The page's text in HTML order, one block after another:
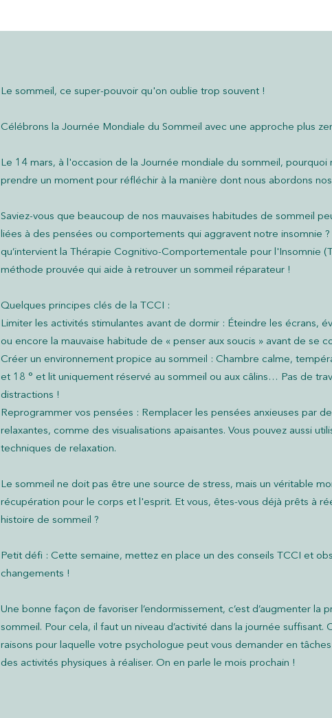
Le sommeil, ce super-pouvoir qu'on oublie trop souvent !
Célébrons la Journée Mondiale du Sommeil avec une approche plus
Le 14 mars, à l'occasion de la Journée mondiale du sommeil, pourquoi
prendre un moment pour réfléchir à la manière dont nous abordons nos
Saviez-vous que beaucoup de nos mauvaises habitudes de sommeil
liées à des pensées ou comportements qui aggravent notre insomnie ?
qu’intervient la Thérapie Cognitivo-Comportementale pour l'Insomnie
méthode prouvée qui aide à retrouver un sommeil réparateur !
Quelques principes clés de la TCCI :
Limiter les activités stimulantes avant de dormir : Éteindre les écrans,
ou encore la mauvaise habitude de « penser aux soucis » avant de se
Créer un environnement propice au sommeil : Chambre calme,
et 18 ° et lit uniquement réservé au sommeil ou aux câlins… Pas de
distractions !
Reprogrammer vos pensées : Remplacer les pensées anxieuses par
relaxantes, comme des visualisations apaisantes. Vous pouvez aussi
techniques de relaxation.
Le sommeil ne doit pas être une source de stress, mais un véritable
récupération pour le corps et l'esprit. Et vous, êtes-vous déjà prêts à
histoire de sommeil ?
Petit défi : Cette semaine, mettez en place un des conseils TCCI et
changements !
Une bonne façon de favoriser l’endormissement, c’est d’augmenter la
sommeil. Pour cela, il faut un niveau d’activité dans la journée suffisant.
raisons pour laquelle votre psychologue peut vous demander en
des activités physiques à réaliser. On en parle le mois prochain !